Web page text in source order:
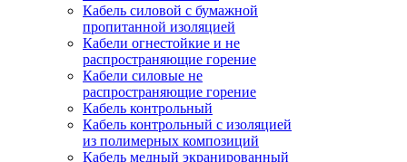
Кабель силовой с бумажной
пропитанной изоляцией
Кабели огнестойкие и не
распространяющие горение
Кабели силовые не
распространяющие горение
Кабель контрольный
Кабель контрольный с изоляцией
из полимерных композиций
Кабель медный экранированный